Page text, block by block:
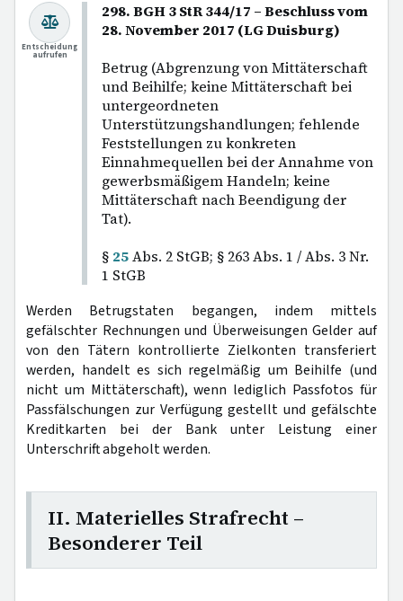
298. BGH 3 StR 344/17 – Beschluss vom
28. November 2017 (LG Duisburg)
Betrug (Abgrenzung von Mittäterschaft
und Beihilfe; keine Mittäterschaft bei
untergeordneten
Unterstützungshandlungen; fehlende
Feststellungen zu konkreten
Einnahmequellen bei der Annahme von
gewerbsmäßigem Handeln; keine
Mittäterschaft nach Beendigung der
Tat).
§ 25Abs. 2 StGB; § 263 Abs. 1 / Abs. 3 Nr.
1 StGB
Entscheidung
aufrufen
Werden Betrugstaten begangen, indem mittels
gefälschter Rechnungen und Überweisungen Gelder auf
von den Tätern kontrollierte Zielkonten transferiert
werden, handelt es sich regelmäßig um Beihilfe (und
nicht um Mittäterschaft), wenn lediglich Passfotos für
Passfälschungen zur Verfügung gestellt und gefälschte
Kreditkarten bei der Bank unter Leistung einer
Unterschrift abgeholt werden.
II. Materielles Strafrecht –
Besonderer Teil